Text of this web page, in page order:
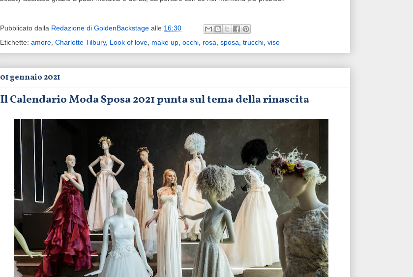
Pubblicato dalla Redazione di GoldenBackstage alle 16:30
Etichette: amore, Charlotte Tilbury, Look of love, make up, occhi, rosa, sposa, trucchi, viso
01 gennaio 2021
Il Calendario Moda Sposa 2021 punta sul tema della rinascita